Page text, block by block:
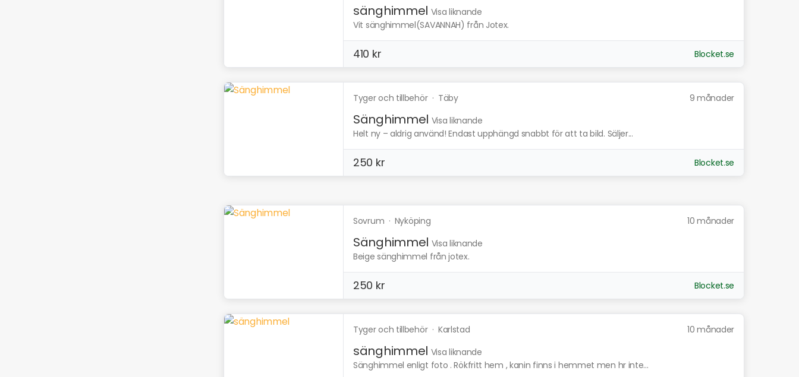
sänghimmel Visa liknande
Vit sänghimmel(SAVANNAH) från Jotex.
410 kr Blocket.se
Tyger och tillbehör· Täby 9 månader
Sänghimmel Visa liknande
Helt ny – aldrig använd! Endast upphängd snabbt för att ta bild. Säljer...
250 kr Blocket.se
Sovrum · Nyköping 10 månader
Sänghimmel Visa liknande
Beige sänghimmel från jotex.
250 kr Blocket.se
Tyger och tillbehör· Karlstad 10 månader
sänghimmel Visa liknande
Sänghimmel enligt foto . Rökfritt hem , kanin finns i hemmet men hr inte...